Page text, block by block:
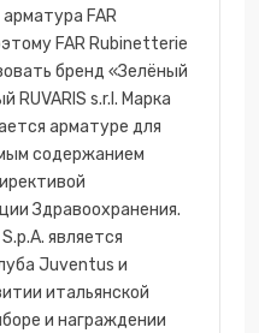
FAR
FAR Rubinetterie
бренд «Зелёный
RUVARIS s.r.l. Марка
арматуре для
содержанием
Здравоохранения.
является
Juventus и
итальянской
и награждении